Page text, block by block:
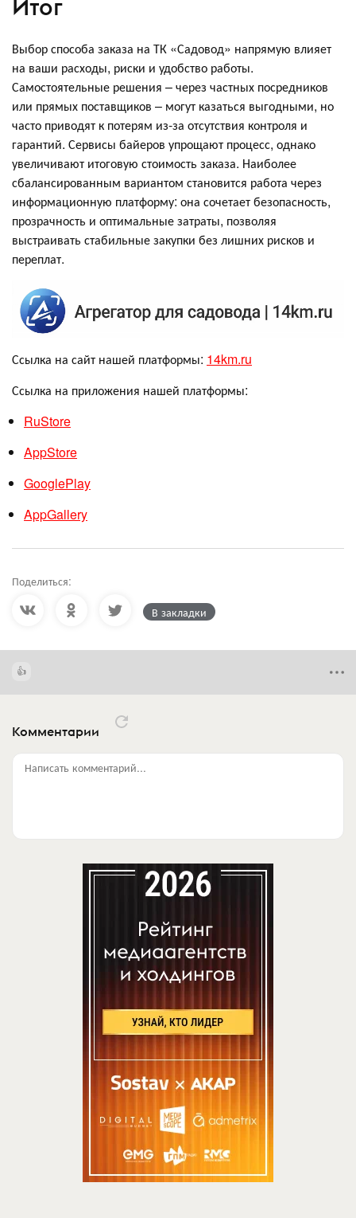
Итог
Выбор способа заказа на ТК «Садовод» напрямую влияет
на ваши расходы, риски и удобство работы.
Самостоятельные решения – через частных посредников
или прямых поставщиков – могут казаться выгодными, но
часто приводят к потерям из-за отсутствия контроля и
гарантий. Сервисы байеров упрощают процесс, однако
увеличивают итоговую стоимость заказа. Наиболее
сбалансированным вариантом становится работа через
информационную платформу: она сочетает безопасность,
прозрачность и оптимальные затраты, позволяя
выстраивать стабильные закупки без лишних рисков и
переплат.
Ссылка на сайт нашей платформы: 14km.ru
Ссылка на приложения нашей платформы:
RuStore
AppStore
GooglePlay
AppGallery
Поделиться:
В закладки
Комментарии
Написать комментарий...